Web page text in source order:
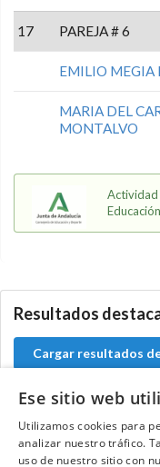
17 PAREJA # 6
EMILIO MEGIA
MARIA DEL
MONTALVO
Actividad
Resultados
Cargar resultados
Contacta
Ese sitio web
Utilizamos cookies para
analizar nuestro tráfico.
uso de nuestro sitio con